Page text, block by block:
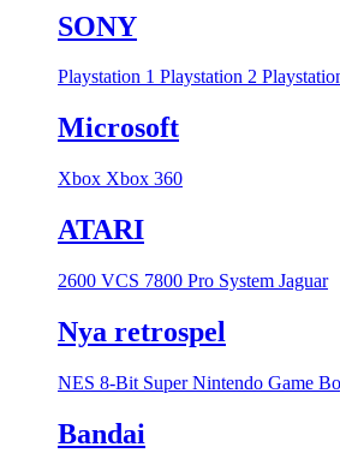
SONY
Playstation 1 Playstation 2
Microsoft
Xbox Xbox 360
ATARI
2600 VCS 7800 Pro System Jaguar
Nya retrospel
NES 8-Bit Super Nintendo Game
Bandai